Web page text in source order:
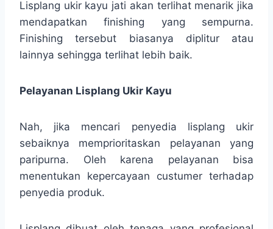
Lisplang ukir kayu jati akan terlihat menarik jika
mendapatkan finishing yang sempurna.
Finishing tersebut biasanya diplitur atau
lainnya sehingga terlihat lebih baik.
Pelayanan Lisplang Ukir Kayu
Nah, jika mencari penyedia lisplang ukir
sebaiknya memprioritaskan pelayanan yang
paripurna. Oleh karena pelayanan bisa
menentukan kepercayaan custumer terhadap
penyedia produk.